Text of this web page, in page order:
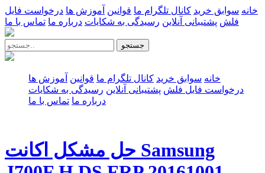
خانه سوابق خرید کانال تلگرام ما قوانین آموزش ها درخواست فایل
فلش پشتیبانی آنلاین رسیدگی به شکایات درباره ما تماس با ما
جستجو
خانه سوابق خرید کانال تلگرام ما قوانین آموزش ها
درخواست فایل فلش پشتیبانی آنلاین رسیدگی به شکایات
درباره ما تماس با ما
حل مشکل اکانت Samsung